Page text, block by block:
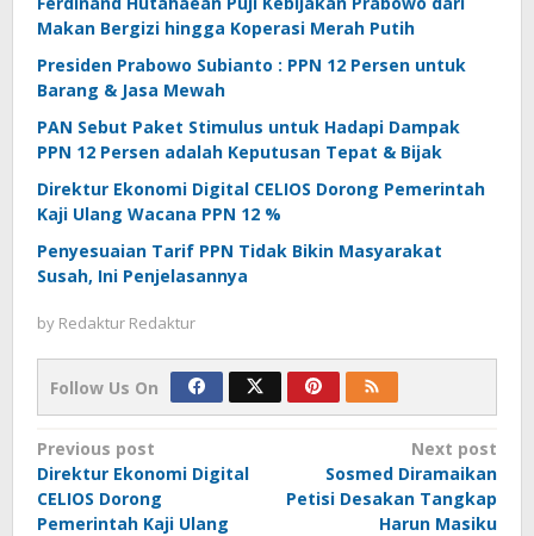
Makan Bergizi hingga Koperasi Merah Putih
Presiden Prabowo Subianto : PPN 12 Persen untuk
Barang & Jasa Mewah
PAN Sebut Paket Stimulus untuk Hadapi Dampak
PPN 12 Persen adalah Keputusan Tepat & Bijak
Direktur Ekonomi Digital CELIOS Dorong Pemerintah
Kaji Ulang Wacana PPN 12 %
Penyesuaian Tarif PPN Tidak Bikin Masyarakat
Susah, Ini Penjelasannya
by Redaktur Redaktur
Follow Us On
Post
navigation
Previous post
Direktur Ekonomi Digital
CELIOS Dorong
Pemerintah Kaji Ulang
Next post
Sosmed Diramaikan
Petisi Desakan Tangkap
Harun Masiku